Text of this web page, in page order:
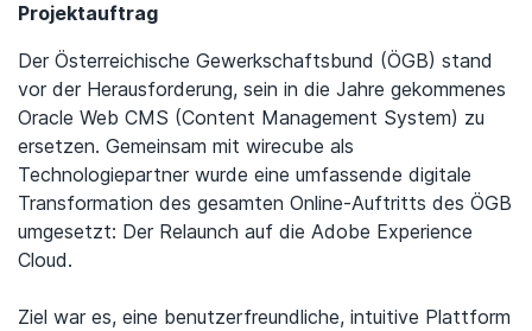
Projektauftrag
Der Österreichische Gewerkschaftsbund (ÖGB) stand
vor der Herausforderung, sein in die Jahre gekommenes
Oracle Web CMS (Content Management System) zu
ersetzen. Gemeinsam mit wirecube als
Technologiepartner wurde eine umfassende digitale
Transformation des gesamten Online-Auftritts des ÖGB
umgesetzt: Der Relaunch auf die Adobe Experience
Cloud.
Ziel war es, eine benutzerfreundliche, intuitive Plattform